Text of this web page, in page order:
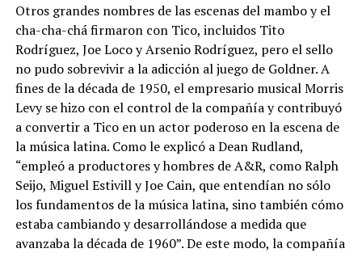
Otros grandes nombres de las escenas del mambo y el
cha-cha-chá firmaron con Tico, incluidos Tito
Rodríguez, Joe Loco y Arsenio Rodríguez, pero el sello
no pudo sobrevivir a la adicción al juego de Goldner. A
fines de la década de 1950, el empresario musical Morris
Levy se hizo con el control de la compañía y contribuyó
a convertir a Tico en un actor poderoso en la escena de
la música latina. Como le explicó a Dean Rudland,
“empleó a productores y hombres de A&R, como Ralph
Seijo, Miguel Estivill y Joe Cain, que entendían no sólo
los fundamentos de la música latina, sino también cómo
estaba cambiando y desarrollándose a medida que
avanzaba la década de 1960”. De este modo, la compañía